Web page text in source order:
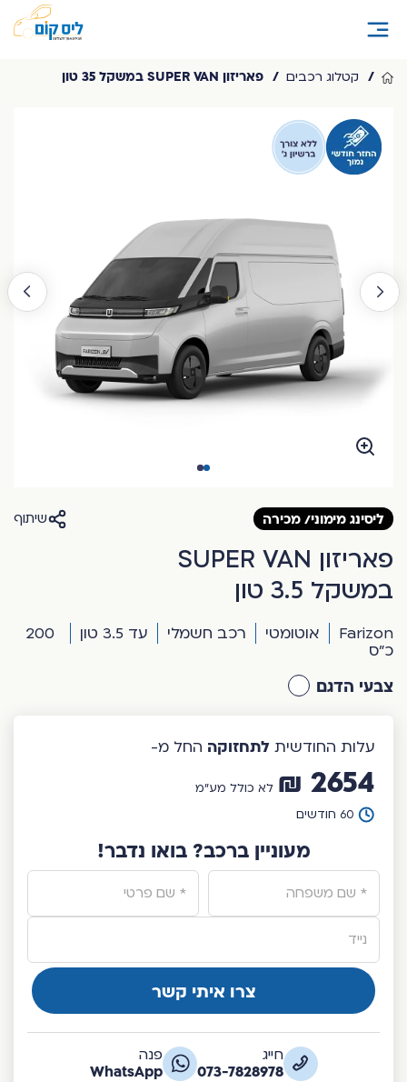
קטלוג רכבים פאריזון SUPER VAN במשקל 3.5 טון
ליסינג מימוני/ מכירה שיתוף
פאריזון SUPER VAN
במשקל 3.5 טון
Farizon אוטומטי רכב חשמלי עד 3.5 טון
200
כ"ס
צבעי הדגם
עלות החודשית לתחזוקה החל מ-
2654 ₪
לא כולל מע”מ
מעוניין ברכב? בואו נדבר!
חייג
073-7828978
פנה
WhatsApp